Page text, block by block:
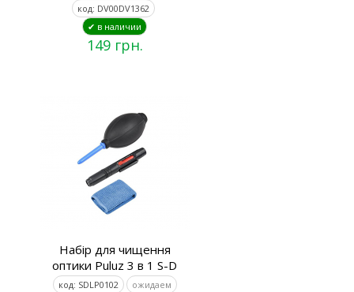
код: DV00DV1362
✔ в наличии
149 грн.
Набір для чищення
оптики Puluz 3 в 1 S-D
код: SDLP0102 ожидаем